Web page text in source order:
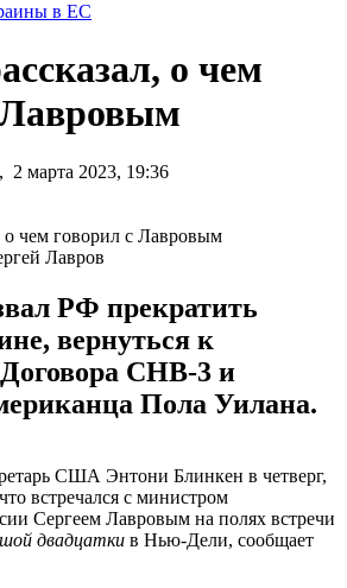
в ЕС
о чем
Лавровым
, 2 марта 2023, 19:36
Лавров
РФ прекратить
вернуться к
СНВ-3 и
Пола Уилана.
США Энтони Блинкен в четверг,
встречался с министром
Сергеем Лавровым на полях встречи
двадцатки в Нью-Дели, сообщает